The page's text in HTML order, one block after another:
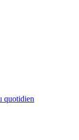
quotidien